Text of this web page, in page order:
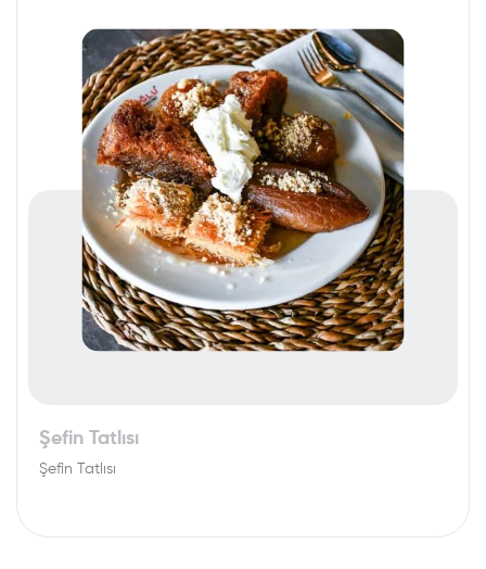
Şefin Tatlısı
Şefin Tatlısı